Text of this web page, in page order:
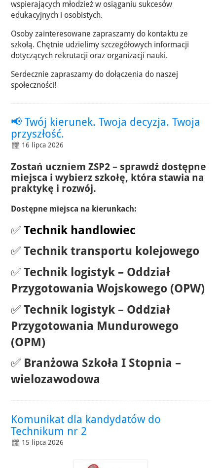
wspierających młodzież w osiąganiu sukcesów
edukacyjnych i osobistych.
Osoby zainteresowane zapraszamy do kontaktu ze
szkołą. Chętnie udzielimy szczegółowych informacji
dotyczących rekrutacji oraz organizacji nauki.
Serdecznie zapraszamy do dołączenia do naszej
społeczności!
📢 Twój kierunek. Twoja decyzja. Twoja
przyszłość.
16 lipca 2026
Zostań uczniem ZSP2 – sprawdź dostępne
miejsca i wybierz szkołę, która stawia na
praktykę i rozwój.
Dostępne miejsca na kierunkach:
✅Technik handlowiec
✅Technik transportu kolejowego
✅Technik logistyk – Oddział
Przygotowania Wojskowego (OPW)
✅Technik logistyk – Oddział
Przygotowania Mundurowego
(OPM)
✅ Branżowa Szkoła I Stopnia –
wielozawodowa
Komunikat dla kandydatów do
Technikum nr 2
15 lipca 2026